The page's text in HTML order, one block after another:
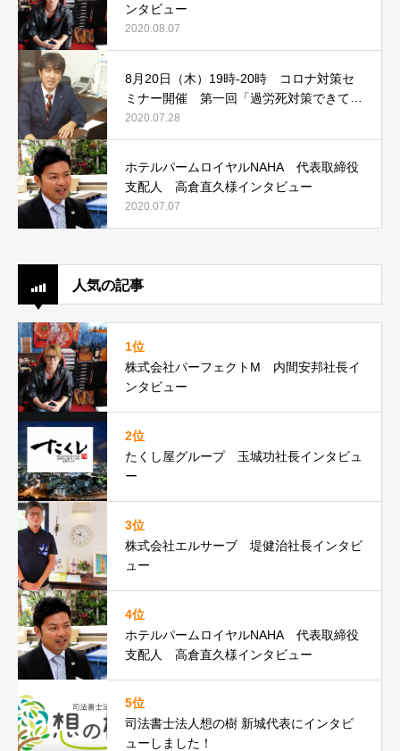
ンタビュー
2020.08.07
8月20日（木）19時-20時 コロナ対策セ
ミナー開催 第一回「過労死対策できてい
ますか？その時会社は守れません！」
2020.07.28
ホテルパームロイヤルNAHA 代表取締役
支配人 高倉直久様インタビュー
2020.07.07
人気の記事
1位
株式会社パーフェクトM 内間安邦社長イ
ンタビュー
2位
たくし屋グループ 玉城功社長インタビュ
ー
3位
株式会社エルサーブ 堤健治社長インタビ
ュー
4位
ホテルパームロイヤルNAHA 代表取締役
支配人 高倉直久様インタビュー
5位
司法書士法人想の樹 新城代表にインタビ
ューしました！